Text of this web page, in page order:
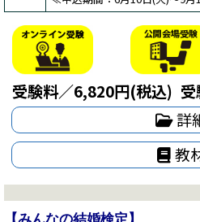
受験料／6,820円(税込)
詳
教